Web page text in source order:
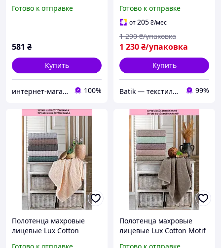
Готово к отправке
581 ₴
Купить
интернет-магазин "BAMBYK" 100%
Готово к отправке
от205₴/мес
1 230₴/упаковка
1 290 ₴/упаковка
Купить
Batik — текстиль, который дарит уют вашему дому! 99%
Полотенца махровые
лицевые Lux Cotton
Полотенца махровые
лицевые Lux Cotton Motif